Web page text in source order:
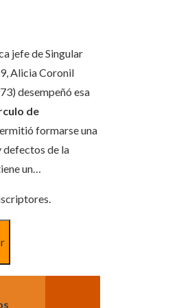
jefe de Singular
Alicia Coronil
desempeñó esa
de
formarse una
defectos de la
un…